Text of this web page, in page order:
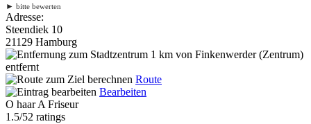
► bitte bewerten
Adresse:
Steendiek 10
21129 Hamburg
1 km von Finkenwerder (Zentrum)
entfernt
Route
Bearbeiten
O haar A Friseur
1.5/52 ratings